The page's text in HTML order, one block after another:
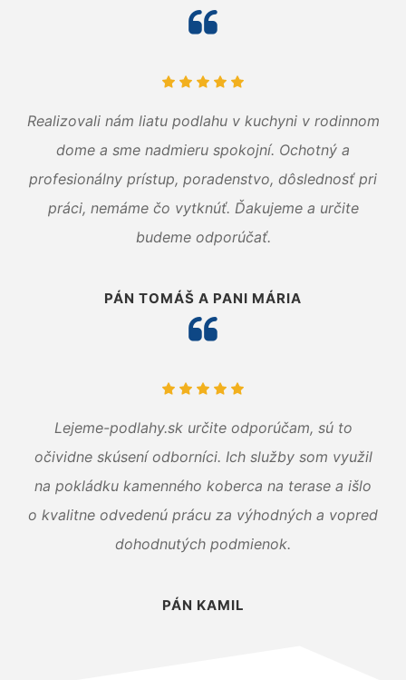
Realizovali nám liatu podlahu v kuchyni v rodinnom
dome a sme nadmieru spokojní. Ochotný a
profesionálny prístup, poradenstvo, dôslednosť pri
práci, nemáme čo vytknúť. Ďakujeme a určite
budeme odporúčať.
PÁN TOMÁŠ A PANI MÁRIA
Lejeme-podlahy.sk určite odporúčam, sú to
očividne skúsení odborníci. Ich služby som využil
na pokládku kamenného koberca na terase a išlo
o kvalitne odvedenú prácu za výhodných a vopred
dohodnutých podmienok.
PÁN KAMIL